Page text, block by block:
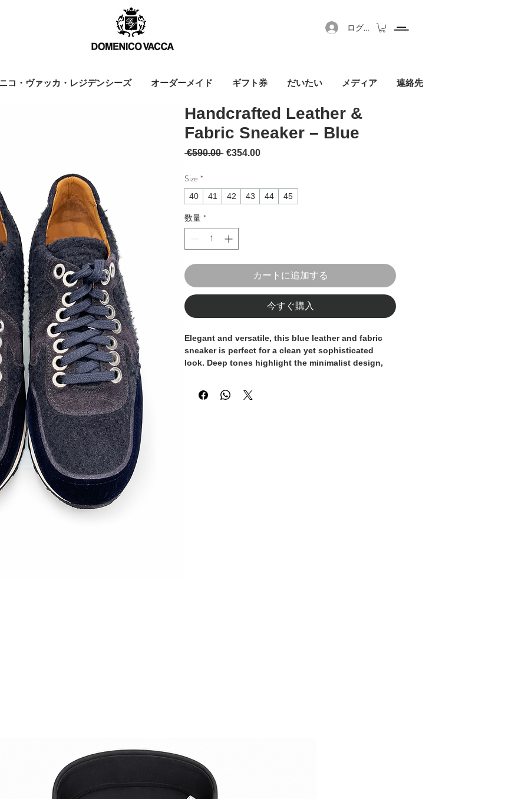
ログイン
コ・ヴァッカ・レジデンシーズ オーダーメイド ギフト券 だいたい メディア 連絡先
Handcrafted Leather &
Fabric Sneaker – Blue
€590.00 通常価格
€354.00セール価格
Size *
40 41 42 43 44 45
数量 *
カートに追加する
今すぐ購入
Elegant and versatile, this blue leather and fabric
sneaker is perfect for a clean yet sophisticated
look. Deep tones highlight the minimalist design,